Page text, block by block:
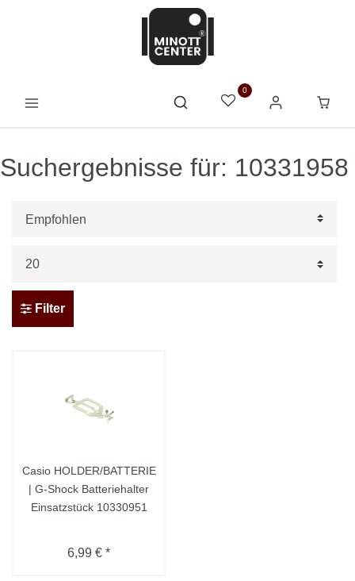
0
Suchergebnisse für: 10331958
Filter
Casio HOLDER/BATTERIE
| G-Shock Batteriehalter
Einsatzstück 10330951
6,99 € *